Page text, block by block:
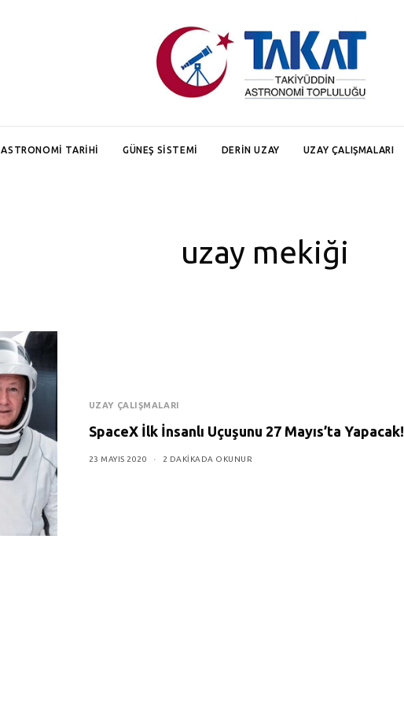
ASTRONOMI TARIHI GÜNEŞ SISTEMI DERIN UZAY UZAY ÇALIŞMALARI
uzay mekiği
UZAY ÇALIŞMALARI
SpaceX İlk İnsanlı Uçuşunu 27 Mayıs’ta Yapacak!
23 MAYIS 2020 2 DAKIKADA OKUNUR